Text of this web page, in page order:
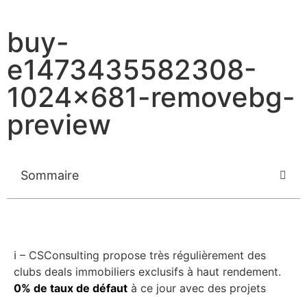
buy-
e1473435582308-
1024×681-removebg-
preview
Sommaire
ℹ️ – CSConsulting propose très régulièrement des
clubs deals immobiliers exclusifs à haut rendement.
0% de taux de défaut à ce jour avec des projets